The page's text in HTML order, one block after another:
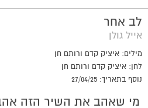
לב אחר
אייל גולן
מילים: איציק קדם ורותם חן
לחן: איציק קדם ורותם חן
נוסף בתאריך: 27/04/25
מי שאהב את השיר הזה